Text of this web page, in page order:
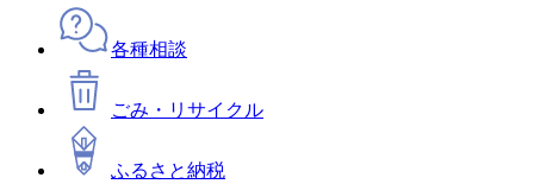
各種相談
ごみ・リサイクル
ふるさと納税